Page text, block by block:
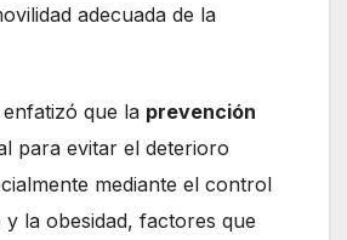
adecuada de la
enfatizó que la prevención
para evitar el deterioro
mediante el control
la obesidad, factores que